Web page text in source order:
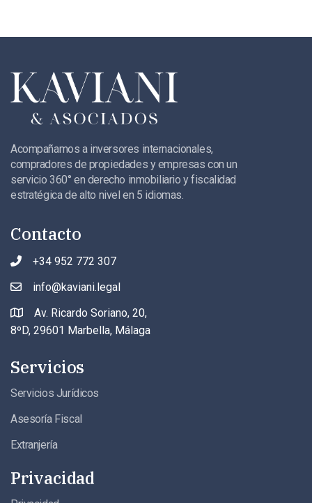
Acompañamos a inversores internacionales,
compradores de propiedades y empresas con un
servicio 360° en derecho inmobiliario y fiscalidad
estratégica de alto nivel en 5 idiomas.
Contacto
+34 952 772 307
info@kaviani.legal
Av. Ricardo Soriano, 20,
8ºD, 29601 Marbella, Málaga
Servicios
Servicios Jurídicos
Asesoría Fiscal
Extranjería
Privacidad